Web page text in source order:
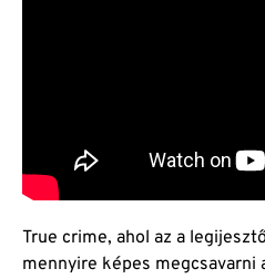
True crime, ahol az a
mennyire képes megcsavarni